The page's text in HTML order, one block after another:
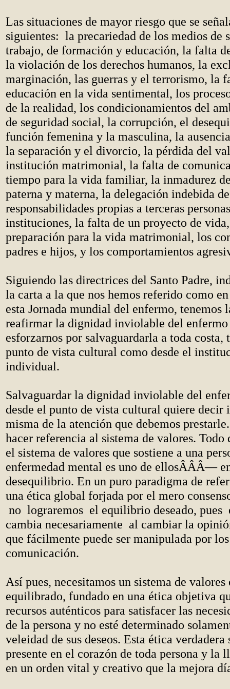
Las situaciones de mayor riesgo que se
siguientes: la precariedad de los medios de
trabajo, de formación y educación, la falta
la violación de los derechos humanos, la
marginación, las guerras y el terrorismo, la
educación en la vida sentimental, los
de la realidad, los condicionamientos del
de seguridad social, la corrupción, el
función femenina y la masculina, la
la separación y el divorcio, la pérdida del
institución matrimonial, la falta de
tiempo para la vida familiar, la inmadurez
paterna y materna, la delegación indebida
responsabilidades propias a terceras
instituciones, la falta de un proyecto de
preparación para la vida matrimonial, los
padres e hijos, y los comportamientos
Siguiendo las directrices del Santo Padre,
la carta a la que nos hemos referido como
esta Jornada mundial del enfermo, tenemos
reafirmar la dignidad inviolable del
esforzarnos por salvaguardarla a toda costa,
punto de vista cultural como desde el
individual.
Salvaguardar la dignidad inviolable del
desde el punto de vista cultural quiere decir
misma de la atención que debemos
hacer referencia al sistema de valores.
el sistema de valores que sostiene a una
enfermedad mental es uno de ellosÂÂÂ—
desequilibrio. En un puro paradigma de
una ética global forjada por el mero
no lograremos el equilibrio deseado, pues
cambia necesariamente al cambiar la
que fácilmente puede ser manipulada por
comunicación.
Así pues, necesitamos un sistema de valores
equilibrado, fundado en una ética objetiva
recursos auténticos para satisfacer las
de la persona y no esté determinado
veleidad de sus deseos. Esta ética verdadera
presente en el corazón de toda persona y la
en un orden vital y creativo que la mejora